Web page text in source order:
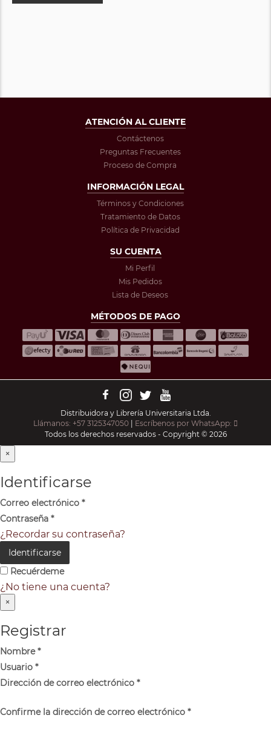
ATENCIÓN AL CLIENTE
Contáctenos
Preguntas Frecuentes
Proceso de Compra
INFORMACIÓN LEGAL
Términos y Condiciones
Tratamiento de Datos
Política de Privacidad
SU CUENTA
Mi Perfil
Mis Pedidos
Lista de Deseos
MÉTODOS DE PAGO
Distribuidora y Librería Universitaria Ltda.
Llámanos: +57 3125347050 | Escríbenos por WhatsApp:
Todos los derechos reservados - Copyright © 2026
×
Identificarse
Correo electrónico *
Contraseña *
¿Recordar su contraseña?
Identificarse
Recuérdeme
¿No tiene una cuenta?
×
Registrar
Nombre*
Usuario *
Dirección de correo electrónico *
Confirme la dirección de correo electrónico *